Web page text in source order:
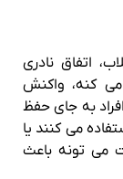
اتفاق نادری
کنه، واکنش
به جای حفظ
می‌ کنند یا
می‌ تونه باعث